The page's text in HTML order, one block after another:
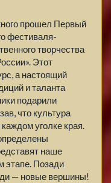
прошел Первый
фестиваля-
творчества
Этот
а настоящий
и таланта
подарили
что культура
уголке края.
наше
этапе. Позади
— новые вершины!